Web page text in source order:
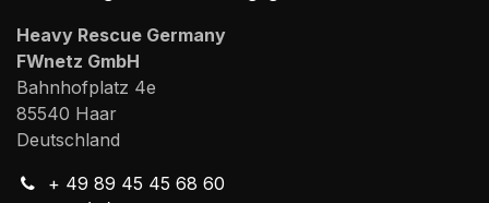
Heavy Rescue Germany
FWnetz GmbH
Bahnhofplatz 4e
85540 Haar
Deutschland
+ 49 89 45 45 68 60